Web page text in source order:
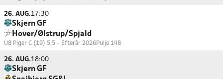
26. AUG.17:30
Skjern GF
Hover/Ølstrup/Spjald
U8 Piger C (19) 5:5 - Efterår 2026Pulje 148
26. AUG.18:00
Skjern GF